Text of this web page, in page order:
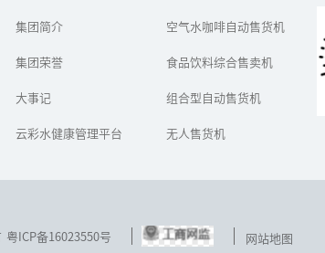
水污染防治
会通过，有
办公室里的饮水问题通常
我们会看到一罐又一罐的
个一劳永逸的解决办法，
集团简介
集团荣誉
大事记
云彩水健康管理平台
空气水咖啡自动售货机
食品饮料综合售卖机
组合型自动售货机
无人售货机
粤ICP备16023550号 网站地图